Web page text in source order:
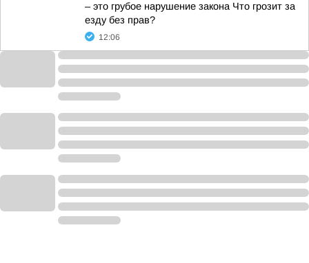
– это грубое нарушение закона Что грозит за
езду без прав?
12:06